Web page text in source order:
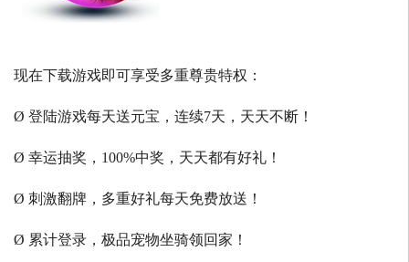
现在下载游戏即可享受多重尊贵特权：
Ø 登陆游戏每天送元宝，连续7天，天天不断！
Ø 幸运抽奖，100%中奖，天天都有好礼！
Ø 刺激翻牌，多重好礼每天免费放送！
Ø 累计登录，极品宠物坐骑领回家！